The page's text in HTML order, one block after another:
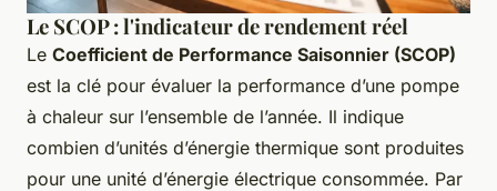
Le SCOP : l'indicateur de rendement réel
Le Coefficient de Performance Saisonnier (SCOP)
est la clé pour évaluer la performance d’une pompe
à chaleur sur l’ensemble de l’année. Il indique
combien d’unités d’énergie thermique sont produites
pour une unité d’énergie électrique consommée. Par